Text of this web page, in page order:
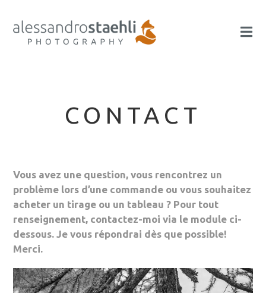
CONTACT
Vous avez une question, vous rencontrez un
problème lors d’une commande ou vous souhaitez
acheter un tirage ou un tableau ? Pour tout
renseignement, contactez-moi via le module ci-
dessous. Je vous répondrai dès que possible!
Merci.